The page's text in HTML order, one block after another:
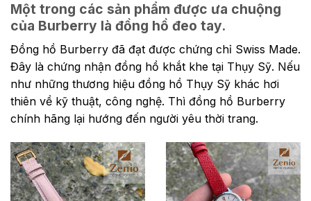
Một trong các sản phẩm được ưa chuộng
của Burberry là đồng hồ đeo tay.
Đồng hồ Burberry đã đạt được chứng chỉ Swiss Made.
Đây là chứng nhận đồng hồ khắt khe tại Thụy Sỹ. Nếu
như những thương hiệu đồng hồ Thụy Sỹ khác hơi
thiên về kỹ thuật, công nghệ. Thì đồng hồ Burberry
chính hãng lại hướng đến người yêu thời trang.